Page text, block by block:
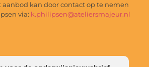
aanbod kan door contact op te nemen
via: k.philipsen@ateliersmajeur.nl